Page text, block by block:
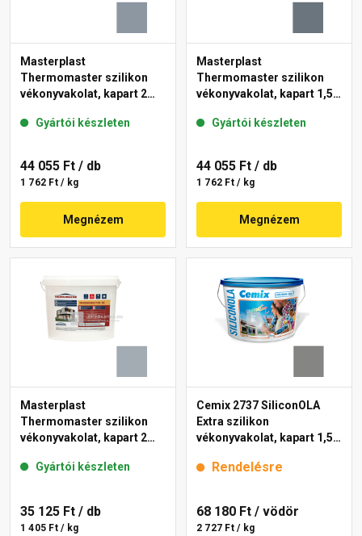
Masterplast
Thermomaster szilikon
vékonyvakolat, kapart 2
Gyártói készleten
44 055 Ft / db
1 762 Ft / kg
Megnézem
Masterplast
Thermomaster szilikon
vékonyvakolat, kapart 1,5
Gyártói készleten
44 055 Ft / db
1 762 Ft / kg
Megnézem
Masterplast
Thermomaster szilikon
vékonyvakolat, kapart 2
Gyártói készleten
35 125 Ft / db
1 405 Ft / kg
Cemix 2737 SiliconOLA
Extra szilikon
vékonyvakolat, kapart 1,5
Rendelésre
68 180 Ft / vödör
2 727 Ft / kg